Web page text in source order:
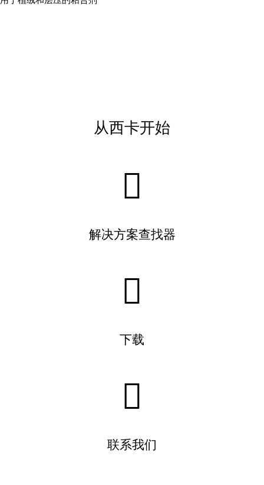
从西卡开始
解决方案查找器
下载
联系我们